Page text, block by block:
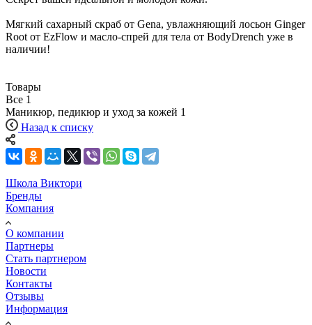
Мягкий сахарный скраб от Gena, увлажняющий лосьон Ginger
Root от EzFlow и масло-спрей для тела от BodyDrench уже в
наличии!
Товары
Все 1
Маникюр, педикюр и уход за кожей 1
Назад к списку
Школа Виктори
Бренды
Компания
О компании
Партнеры
Стать партнером
Новости
Контакты
Отзывы
Информация